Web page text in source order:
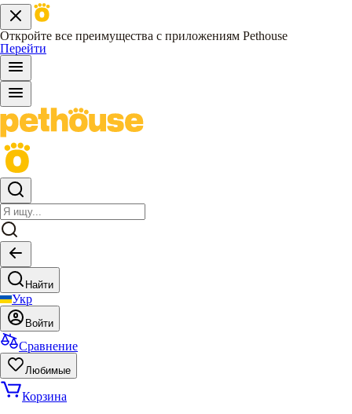
Откройте все преимущества с приложениям Pethouse
Перейти
Найти
Укр
Войти
Сравнение
Любимые
Корзина